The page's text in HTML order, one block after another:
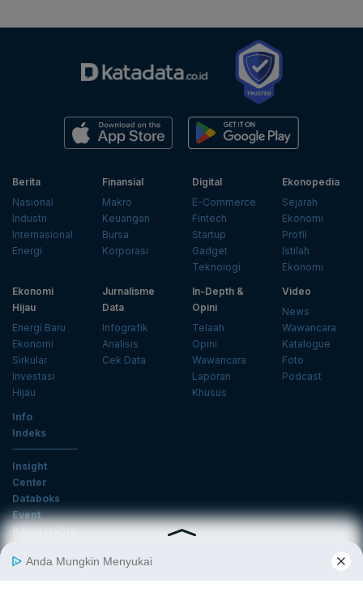
Berita
Nasional
Industri
Internasional
Energi
Finansial
Makro
Keuangan
Bursa
Korporasi
Digital
E-Commerce
Fintech
Startup
Gadget
Teknologi
Ekonopedia
Sejarah
Ekonomi
Profil
Istilah
Ekonomi
Ekonomi
Hijau
Energi Baru
Ekonomi
Sirkular
Investasi
Hijau
Jurnalisme
Data
Infografik
Analisis
Cek Data
In-Depth &
Opini
Telaah
Opini
Wawancara
Laporan
Khusus
Video
News
Wawancara
Katalogue
Foto
Podcast
Info
Indeks
Insight
Center
Databoks
Event
KatadataOto